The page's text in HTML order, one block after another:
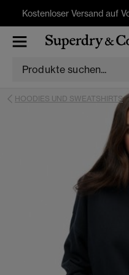
Kostenloser Versand auf
HOODIES UND SWEATSHIRTS